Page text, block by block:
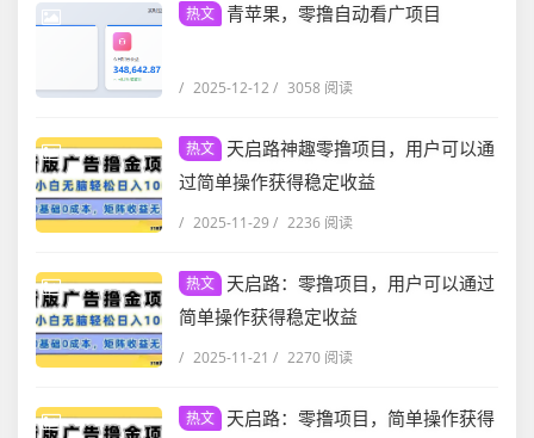
热文 青苹果，零撸自动看广项目
/ 2025-12-12 / 3058 阅读
热文
天启路神趣零撸项目，用户可以通
过简单操作获得稳定收益
/ 2025-11-29 / 2236 阅读
热文
天启路：零撸项目，用户可以通过
简单操作获得稳定收益
/ 2025-11-21 / 2270 阅读
热文
天启路：零撸项目，简单操作获得